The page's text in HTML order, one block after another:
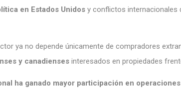
en Estados Unidos y conflictos internacionales
ya no depende únicamente de compradores
y canadienses interesados en propiedades
ha ganado mayor participación en operaciones